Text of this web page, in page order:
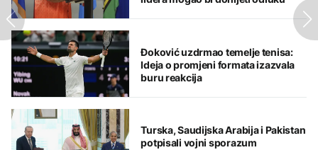
Đoković uzdrmao temelje tenisa:
Ideja o promjeni formata izazvala
buru reakcija
Turska, Saudijska Arabija i Pakistan
potpisali vojni sporazum